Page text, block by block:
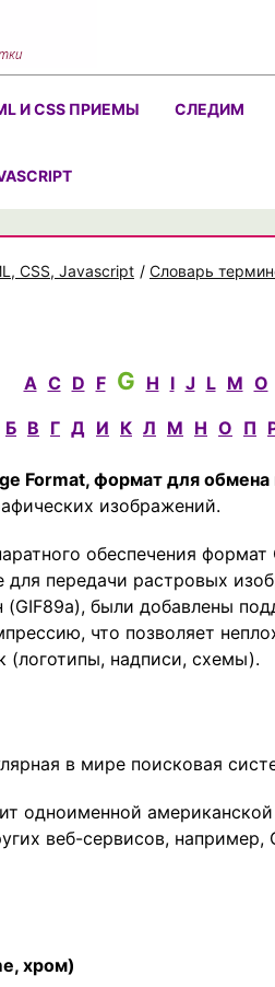
И CSS ПРИЕМЫ СЛЕДИМ
CSS, Javascript / Cловарь
A C D F G H I J L M O
Б В Г Д И К Л М Н О П
Format, формат для
изображений.
обеспечения формат
для передачи растровых
были добавлены
что позволяет
(логотипы, надписи, схемы).
в мире поисковая
одноименной
веб-сервисов,
хром)